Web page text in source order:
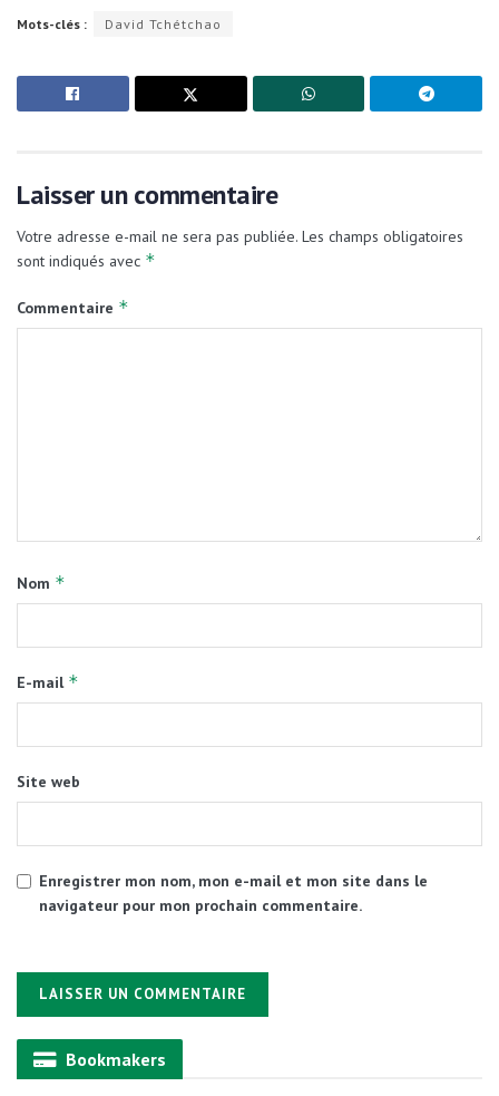
Mots-clés : David Tchétchao
Laisser un commentaire
Votre adresse e-mail ne sera pas publiée. Les champs obligatoires
sont indiqués avec *
Commentaire *
Nom *
E-mail *
Site web
Enregistrer mon nom, mon e-mail et mon site dans le
navigateur pour mon prochain commentaire.
Alternative:Bookmakers